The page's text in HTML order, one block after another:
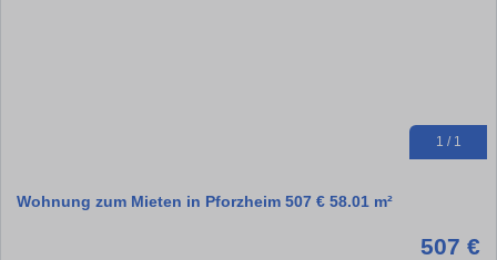
1 / 1
Wohnung zum Mieten in Pforzheim 507 € 58.01 m²
507 €